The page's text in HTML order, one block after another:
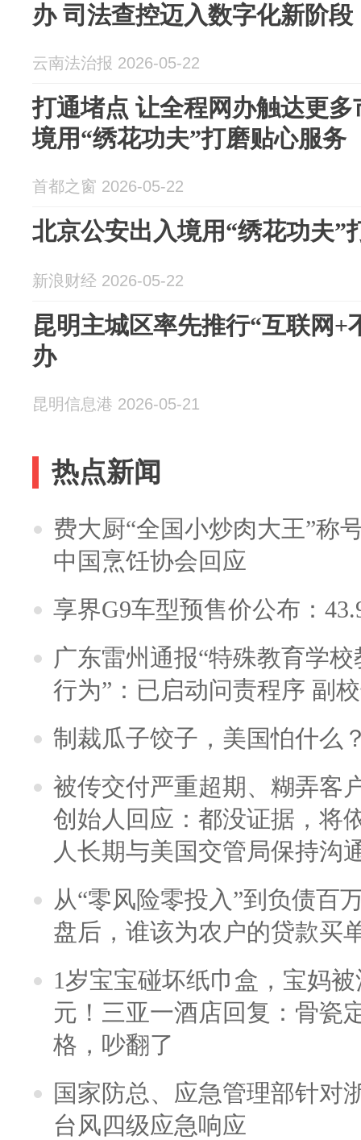
办 司法查控迈入数字化新阶段
云南法治报 2026-05-22
打通堵点 让全程网办触达更
境用“绣花功夫”打磨贴心服务
首都之窗 2026-05-22
北京公安出入境用“绣花功夫”
新浪财经 2026-05-22
昆明主城区率先推行“互联网+
办
昆明信息港 2026-05-21
热点新闻
费大厨“全国小炒肉大王”称
中国烹饪协会回应
享界G9车型预售价公布：
广东雷州通报“特殊教育学
行为”：已启动问责程序 副
制裁瓜子饺子，美国怕什么
被传交付严重超期、糊弄客
创始人回应：都没证据，将
人长期与美国交管局保持沟
从“零风险零投入”到负债百
盘后，谁该为农户的贷款买
1岁宝宝碰坏纸巾盒，宝妈
元！三亚一酒店回复：骨瓷
格，吵翻了
国家防总、应急管理部针对
台风四级应急响应